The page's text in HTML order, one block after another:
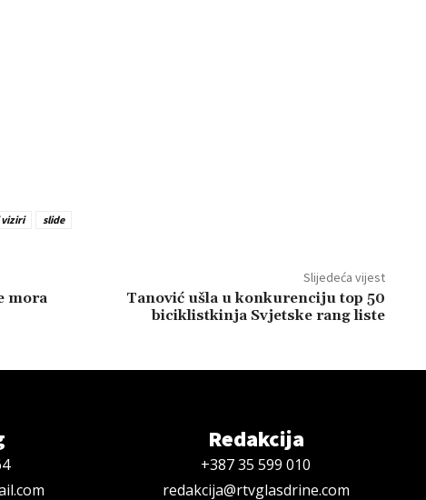
slide
mora
Slijedeća vijest
Tanović ušla u konkurenciju top 50
biciklistkinja Svjetske rang liste
Redakcija
+387 35 599 010
redakcija@rtvglasdrine.com